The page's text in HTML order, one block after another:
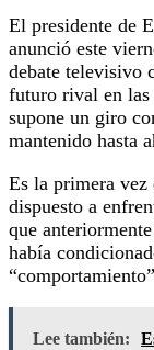
El presidente de
anunció este
debate televisivo
futuro rival en las
supone un giro
mantenido hasta
Es la primera vez
dispuesto a
que
había
Lee también: